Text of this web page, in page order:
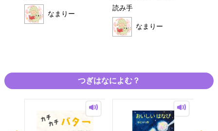
なまりー
読み手
なまりー
つぎはなによむ？